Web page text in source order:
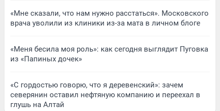
«Мне сказали, что нам нужно расстаться». Московского
врача уволили из клиники из-за мата в личном блоге
«Меня бесила моя роль»: как сегодня выглядит Пуговка
из «Папиных дочек»
«С гордостью говорю, что я деревенский»: зачем
северянин оставил нефтяную компанию и переехал в
глушь на Алтай